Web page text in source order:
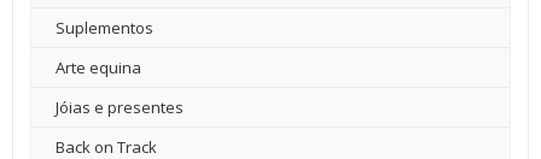
Suplementos
Arte equina
Jóias e presentes
Back on Track